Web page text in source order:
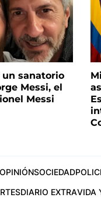
un sanatorio
Messi, el
Messi
OPINIÓNSOCIEDAD
DIARIO EXTRAVIDA